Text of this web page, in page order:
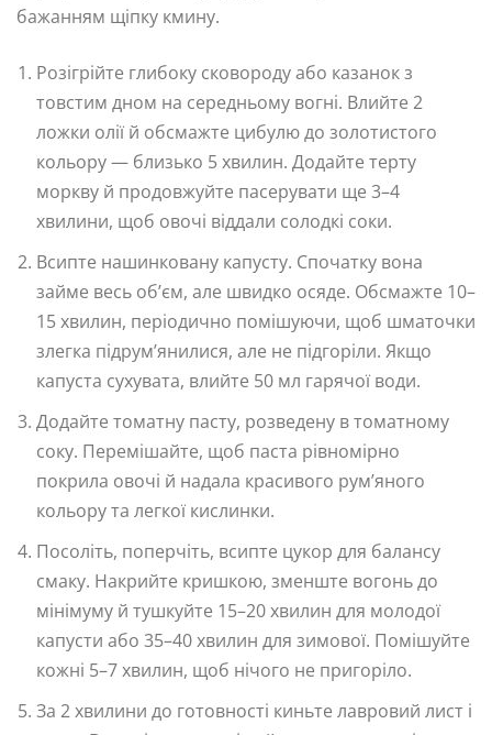
бажанням щіпку кмину.
Розігрійте глибоку сковороду або казанок з
товстим дном на середньому вогні. Влийте 2
ложки олії й обсмажте цибулю до золотистого
кольору — близько 5 хвилин. Додайте терту
моркву й продовжуйте пасерувати ще 3–4
хвилини, щоб овочі віддали солодкі соки.
Всипте нашинковану капусту. Спочатку вона
займе весь об’єм, але швидко осяде. Обсмажте 10–
15 хвилин, періодично помішуючи, щоб шматочки
злегка підрум’янилися, але не підгоріли. Якщо
капуста сухувата, влийте 50 мл гарячої води.
Додайте томатну пасту, розведену в томатному
соку. Перемішайте, щоб паста рівномірно
покрила овочі й надала красивого рум’яного
кольору та легкої кислинки.
Посоліть, поперчіть, всипте цукор для балансу
смаку. Накрийте кришкою, зменште вогонь до
мінімуму й тушкуйте 15–20 хвилин для молодої
капусти або 35–40 хвилин для зимової. Помішуйте
кожні 5–7 хвилин, щоб нічого не пригоріло.
За 2 хвилини до готовності киньте лавровий лист і